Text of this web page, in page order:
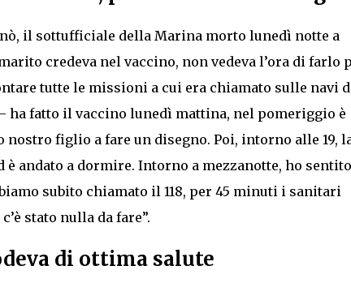
il sottufficiale della Marina morto lunedì notte a
credeva nel vaccino, non vedeva l’ora di farlo
tutte le missioni a cui era chiamato sulle navi
ha fatto il vaccino lunedì mattina, nel pomeriggio è
nostro figlio a fare un disegno. Poi, intorno alle 19,
andato a dormire. Intorno a mezzanotte, ho
subito chiamato il 118, per 45 minuti i sanitari
stato nulla da fare”.
di ottima salute